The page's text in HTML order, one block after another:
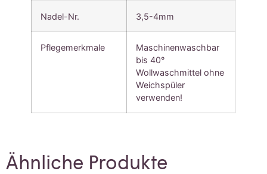
Nadel-Nr. 3,5-4mm
Pflegemerkmale
Maschinenwaschbar
bis 40°
Wollwaschmittel ohne
Weichspüler
verwenden!
Ähnliche Produkte